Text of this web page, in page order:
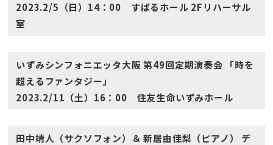
2023.2/5（日）14：00 すばるホール 2Fリハーサル
室
いずみシンフォニエッタ大阪 第49回定期演奏会 「時を
超えるファンタジー」
2023.2/11（土）16：00 住友生命いずみホール
田中靖人（サクソフォン）＆ 新居由佳梨（ピアノ） デ